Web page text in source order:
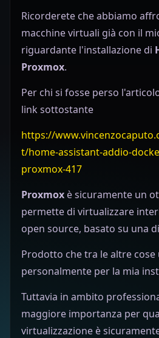
Ricorderete che abbiamo
macchine virtuali già con il
riguardante l'installazione di
Proxmox.
Per chi si fosse perso
link sottostante
https://
t/home-assistant-addio-
proxmox-417
Proxmox è sicuramente un
permette di virtualizzare
open source, basato su una
Prodotto che tra le altre cose
personalmente per la mia
Tuttavia in ambito
maggiore importanza per
virtualizzazione è